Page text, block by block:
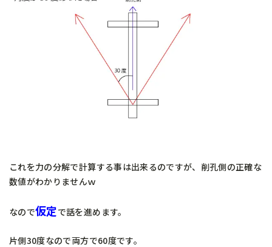
これを力の分解で計算する事は出来るのですが、削孔側の正確な
数値がわかりませんｗ
なので仮定で話を進めます。
片側30度なので両方で60度です。